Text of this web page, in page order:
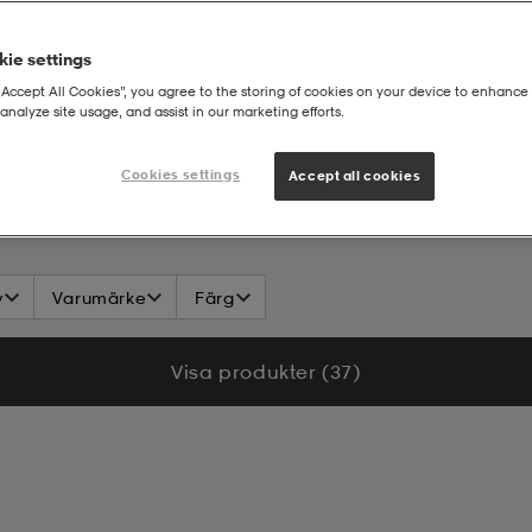
Varumärke Färg
Visa produkter (37)
settings
All Cookies”, you agree to the storing of cookies on your device to enhance
site usage, and assist in our marketing efforts.
Cookies settings Accept all cookies